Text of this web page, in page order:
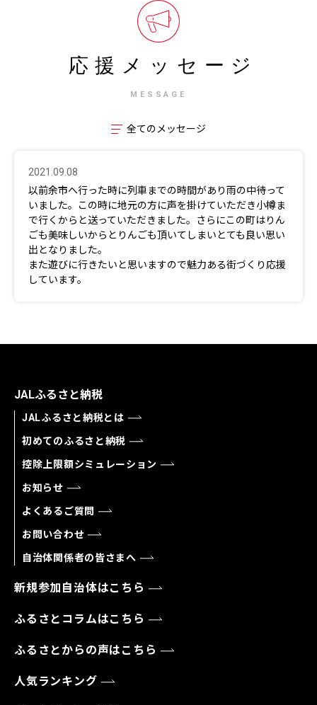
応援メッセージ
MESSAGE
全てのメッセージ
2021.09.08
以前余市へ行った時に列車までの時間があり雨の中待って
いました。この時に地元の方に声を掛けていただき小樽ま
で行くからと送っていただきました。さらにこの町はりん
ごも美味しいからとりんごも頂いてしまいとても良い思い
出となりました。
また遊びに行きたいと思いますので魅力ある街づくり応援
しています。
JALふるさと納税
JALふるさと納税とは
初めてのふるさと納税
控除上限額シミュレーション
お知らせ
よくあるご質問
お問い合わせ
自治体関係者の皆さまへ
新規参加自治体はこちら
ふるさとコラムはこちら
ふるさとからの声はこちら
人気ランキング